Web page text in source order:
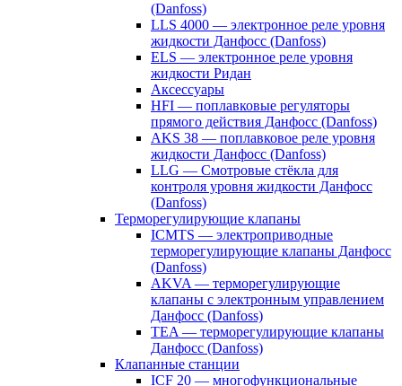
(Danfoss)
LLS 4000 — электронное реле уровня
жидкости Данфосс (Danfoss)
ELS — электронное реле уровня
жидкости Ридан
Аксессуары
HFI — поплавковые регуляторы
прямого действия Данфосс (Danfoss)
AKS 38 — поплавковое реле уровня
жидкости Данфосс (Danfoss)
LLG — Смотровые стёкла для
контроля уровня жидкости Данфосс
(Danfoss)
Терморегулирующие клапаны
ICMTS — электроприводные
терморегулирующие клапаны Данфосс
(Danfoss)
AKVA — терморегулирующие
клапаны с электронным управлением
Данфосс (Danfoss)
TEA — терморегулирующие клапаны
Данфосс (Danfoss)
Клапанные станции
ICF 20 — многофункциональные